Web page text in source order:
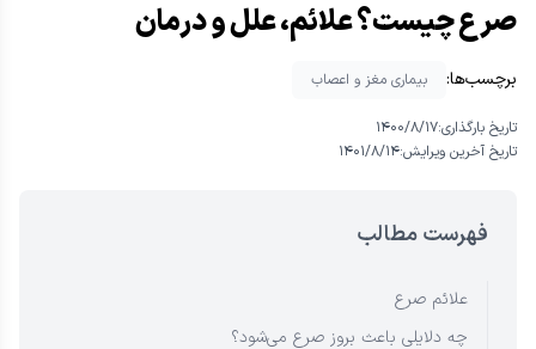
صرع چیست؟ علائم، علل و درمان
برچسب‌ها: بیماری مغز و اعصاب
تاریخ بارگذاری:۱۴۰۰/۸/۱۷
تاریخ آخرین ویرایش:۱۴۰۱/۸/۱۴
فهرست مطالب
علائم صرع
چه دلایلی باعث بروز صرع می‌شود؟